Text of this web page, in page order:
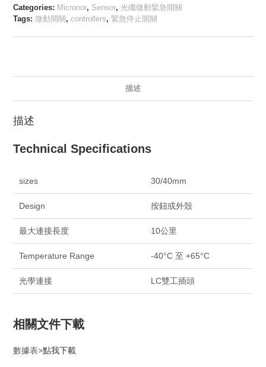
Categories: Micronor, Sensor, 光纖微動緊急開關
Tags:微動開關 ,controllers, 緊急停止開關
描述
描述
Technical Specifications
sizes 30/40mm
Design 按鈕或外殼
最大連接長度 10公里
Temperature Range -40°C 至 +65°C
光學連接 LC雙工插頭
相關文件下載
數據表>點我下載